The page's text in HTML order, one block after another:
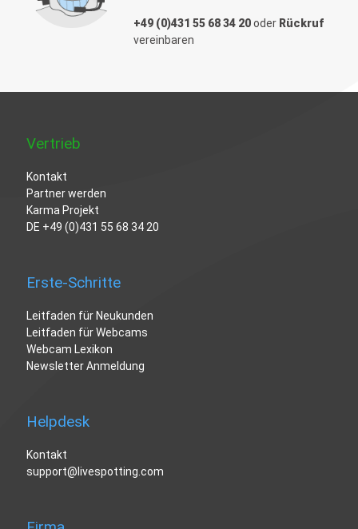
+49 (0)431 55 68 34 20oder Rückruf
vereinbaren
Vertrieb
Kontakt
Partner werden
Karma Projekt
DE +49 (0)431 55 68 34 20
Erste-Schritte
Leitfaden für Neukunden
Leitfaden für Webcams
Webcam Lexikon
Newsletter Anmeldung
Helpdesk
Kontakt
support@livespotting.com